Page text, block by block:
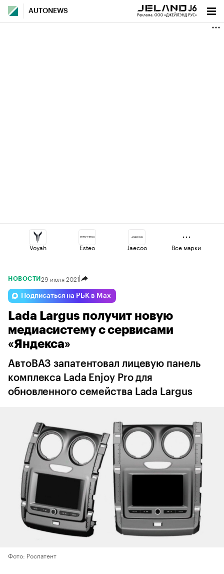
AUTONEWS
Voyah Esteo Jaecoo
Geely Changan
Volga Omoda Lada
Все марки
НОВОСТИ 29 июля 2021
Подписаться на РБК в Max
Lada Largus получит новую
медиасистему с сервисами
«Яндекса»
АвтоВАЗ запатентовал лицевую панель
комплекса Lada Enjoy Pro для
обновленного семейства Lada Largus
Фото: Роспатент